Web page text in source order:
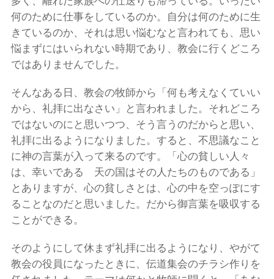
何のために仕事をしているのか。自分は何のために生
きているのか、それは思い悩むなと言われても、思い
悩まずにはいられない時期であり、教会に行くどころ
ではありませんでした。
そんなある日、教会の牧師から「何も考えなくていい
から、礼拝に出なさい」と言われました。それどころ
ではないのにと思いつつ、そう言うのだからと思い、
礼拝に出るようになりました。すると、不思議なこと
に神の言葉が入って来るのです。「心の貧しい人々
は、幸いである 天の国はその人たちのものである」
とありますが、心の貧しさとは、心の中を空っぽにす
ることなのだと思いました。だから御言葉を吸収する
ことができる。
そのようにして休まず礼拝に出るようになり、やがて
教会の役員になったときに、伝道集会のチラシ作りを